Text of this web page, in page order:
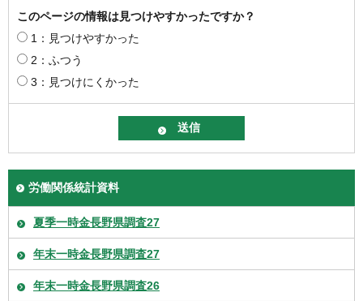
このページの情報は見つけやすかったですか？
1：見つけやすかった
2：ふつう
3：見つけにくかった
労働関係統計資料
夏季一時金長野県調査27
年末一時金長野県調査27
年末一時金長野県調査26